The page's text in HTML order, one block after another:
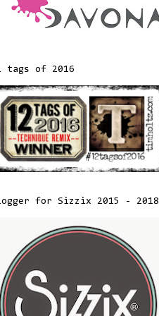
tags of 2016
for Sizzix 2015 - 2018